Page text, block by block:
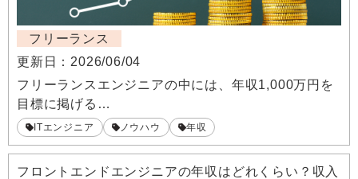
フリーランス
更新日： 2026/06/04
フリーランスエンジニアの中には、年収1,000万円を
目標に掲げる…
ITエンジニア ノウハウ 年収
フロントエンドエンジニアの年収はどれくらい？収入